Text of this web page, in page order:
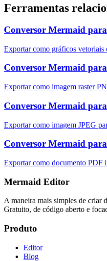
Ferramentas
Conversor Mermaid
Exportar como gráficos vetoriais
Conversor Mermaid
Exportar como imagem raster
Conversor Mermaid
Exportar como imagem JPEG
Conversor Mermaid
Exportar como documento PDF
Mermaid Editor
A maneira mais simples de criar
Gratuito, de código aberto e
Produto
Editor
Blog